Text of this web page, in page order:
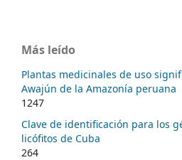
Más leído
Plantas medicinales de uso
Awajún de la Amazonía peruana
1247
Clave de identificación para los
licófitos de Cuba
264